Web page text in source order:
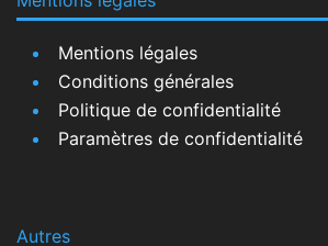
Mentions légales
Conditions générales
Politique de confidentialité
Paramètres de confidentialité
Autres